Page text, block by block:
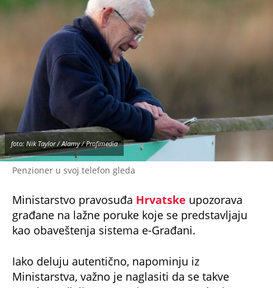
Penzioner u svoj telefon gleda
foto: Nik Taylor / Alamy / Profimedia
građane na lažne poruke koje se predstavljaju
kao obaveštenja sistema e-Građani.
Ministarstva, važno je naglasiti da se takve
poruke ne šalju putem sistema e-Građani.